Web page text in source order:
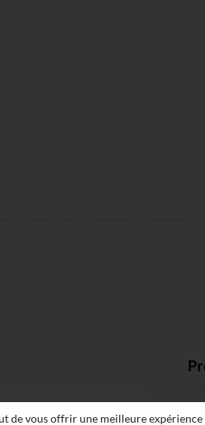
de vous offrir une meilleure expérience